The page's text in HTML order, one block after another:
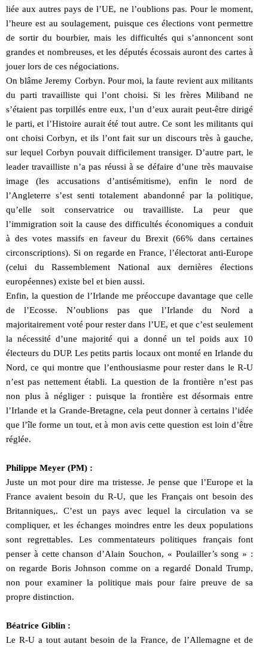
liée aux autres pays de l’UE, ne l’oublions pas. Pour le moment,
l’heure est au soulagement, puisque ces élections vont permettre
de sortir du bourbier, mais les difficultés qui s’annoncent sont
grandes et nombreuses, et les députés écossais auront des cartes à
jouer lors de ces négociations.
On blâme Jeremy Corbyn. Pour moi, la faute revient aux militants
du parti travailliste qui l’ont choisi. Si les frères Miliband ne
s’étaient pas torpillés entre eux, l’un d’eux aurait peut-être dirigé
le parti, et l’Histoire aurait été tout autre. Ce sont les militants qui
ont choisi Corbyn, et ils l’ont fait sur un discours très à gauche,
sur lequel Corbyn pouvait difficilement transiger. D’autre part, le
leader travailliste n’a pas réussi à se défaire d’une très mauvaise
image (les accusations d’antisémitisme), enfin le nord de
l’Angleterre s’est senti totalement abandonné par la politique,
qu’elle soit conservatrice ou travailliste. La peur que
l’immigration soit la cause des difficultés économiques a conduit
à des votes massifs en faveur du Brexit (66% dans certaines
circonscriptions). Si on regarde en France, l’électorat anti-Europe
(celui du Rassemblement National aux dernières élections
européennes) existe bel et bien aussi.
Enfin, la question de l’Irlande me préoccupe davantage que celle
de l’Ecosse. N’oublions pas que l’Irlande du Nord a
majoritairement voté pour rester dans l’UE, et que c’est seulement
la nécessité d’une majorité qui a donné un tel poids aux 10
électeurs du DUP. Les petits partis locaux ont monté en Irlande du
Nord, ce qui montre que l’enthousiasme pour rester dans le R-U
n’est pas nettement établi. La question de la frontière n’est pas
non plus à négliger : puisque la frontière est désormais entre
l’Irlande et la Grande-Bretagne, cela peut donner à certains l’idée
que l’île forme un tout, et à mon avis cette question est loin d’être
réglée.
Philippe Meyer (PM) :
Juste un mot pour dire ma tristesse. Je pense que l’Europe et la
France avaient besoin du R-U, que les Français ont besoin des
Britanniques,. C’est un pays avec lequel la circulation va se
compliquer, et les échanges moindres entre les deux populations
sont regrettables. Les commentateurs politiques français font
penser à cette chanson d’Alain Souchon, « Poulailler’s song » :
on regarde Boris Johnson comme on a regardé Donald Trump,
non pour examiner la politique mais pour faire preuve de sa
propre distinction.
Béatrice Giblin :
Le R-U a tout autant besoin de la France, de l’Allemagne et de